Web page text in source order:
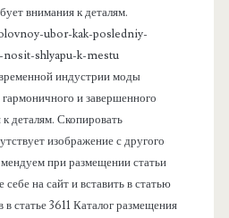
внимания к деталям.
ubor-kak-posledniy-
shlyapu-k-mestu
индустрии моды
и завершенного
деталям. Скопировать
изображение с другого
при размещении статьи
на сайт и вставить в статью
статье 3611 Каталог размещения